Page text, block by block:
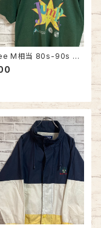
M相当 80s-90s vi
ックプリント 両面プリ
ャツ シングルステッチ